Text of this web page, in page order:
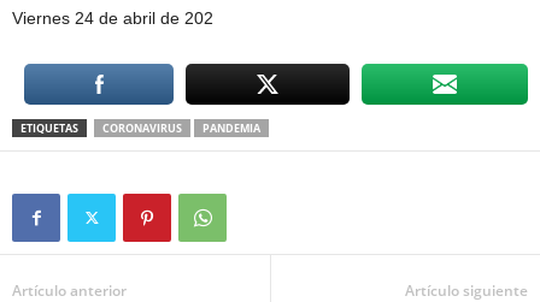
Viernes 24 de abril de 202
ETIQUETAS CORONAVIRUS PANDEMIA
Artículo anterior Artículo siguiente